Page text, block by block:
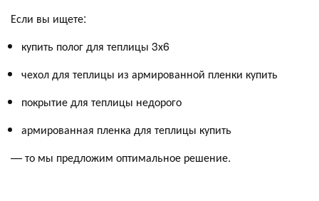
Если вы ищете:
купить полог для теплицы 3х6
чехол для теплицы из армированной пленки купить
покрытие для теплицы недорого
армированная пленка для теплицы купить
— то мы предложим оптимальное решение.